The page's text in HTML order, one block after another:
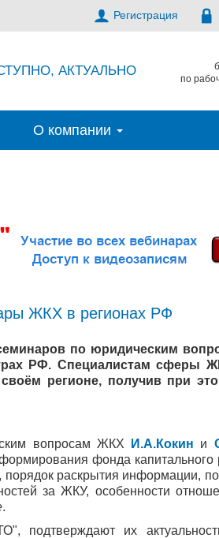
Регистрация
АКТУАЛЬНО
по
О компании
ЖКХ в регионах РФ
по юридическим
РФ. Специалистам сферы
регионе, получив при
вопросам ЖКХ И.А.Кокин и
фонда капитального
раскрытия информации,
за ЖКУ, особенности
.
подтверждают их